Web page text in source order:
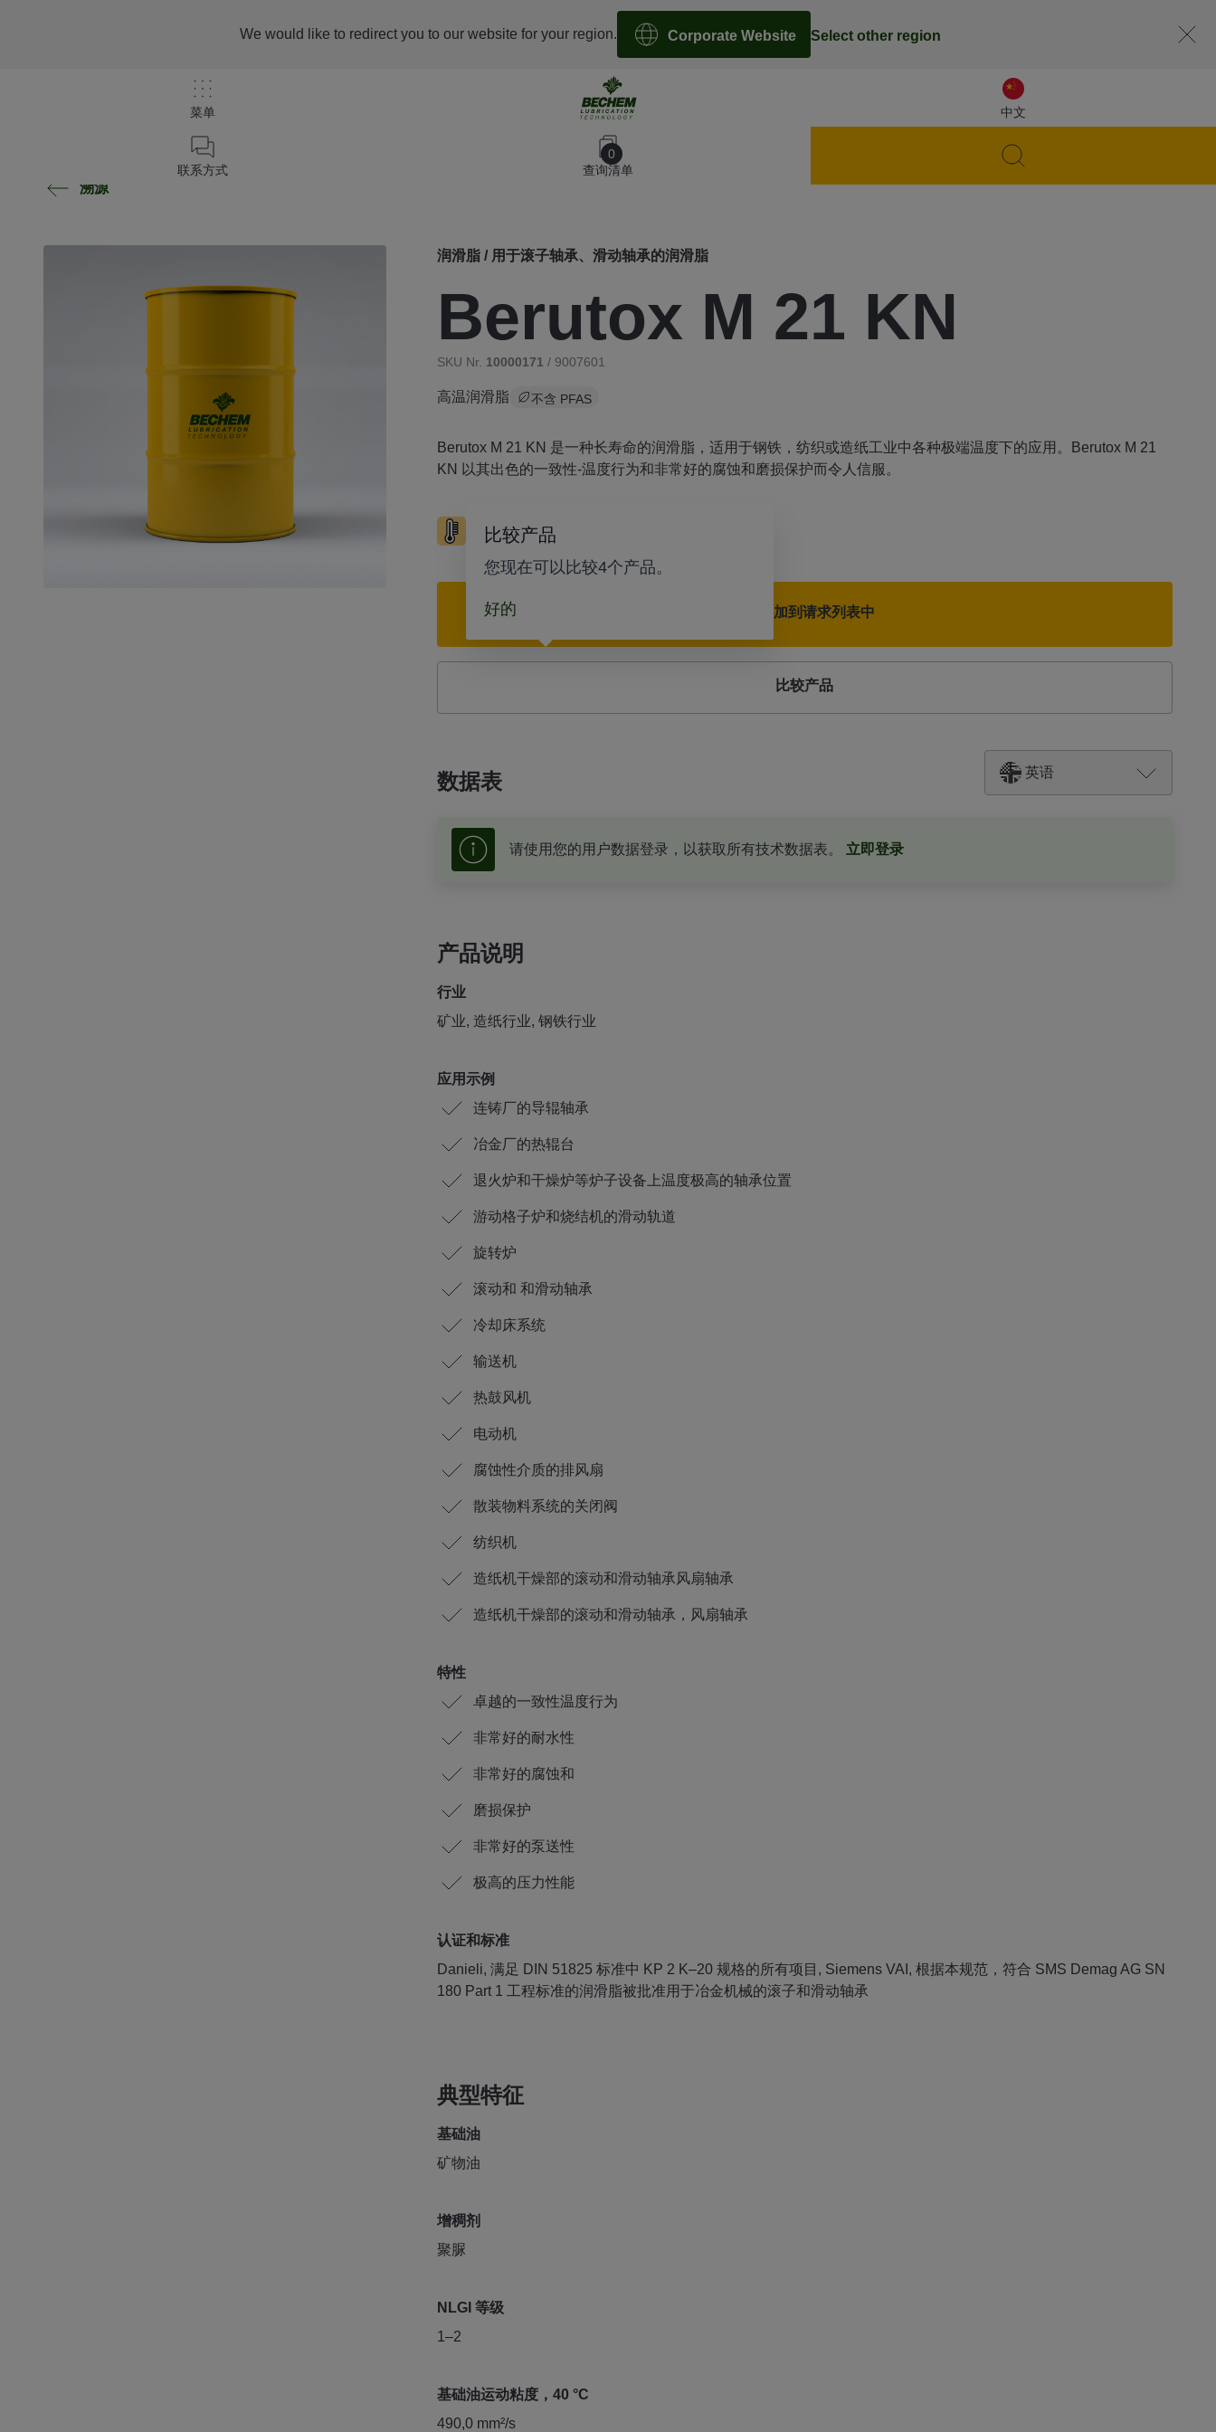
中文
菜单
0
查询清单
联系方式
We would like to redirect you to our website for your region. Corporate Website Select other region
溯源
润滑脂 / 用于滚子轴承、滑动轴承的润滑脂
Berutox M 21 KN
SKU Nr. 10000171 / 9007601
高温润滑脂 不含 PFAS
Berutox M 21 KN 是一种长寿命的润滑脂，适用于钢铁，纺织或造纸工业中各种极端温度下的应用。Berutox M 21
KN 以其出色的一致性-温度行为和非常好的腐蚀和磨损保护而令人信服。
高温 防水
添加到请求列表中
比较产品
比较产品
您现在可以比较4个产品。
好的
数据表 英语
请使用您的用户数据登录，以获取所有技术数据表。 立即登录
产品说明
行业
矿业, 造纸行业, 钢铁行业
应用示例
连铸厂的导辊轴承
冶金厂的热辊台
退火炉和干燥炉等炉子设备上温度极高的轴承位置
游动格子炉和烧结机的滑动轨道
旋转炉
滚动和 和滑动轴承
冷却床系统
输送机
热鼓风机
电动机
腐蚀性介质的排风扇
散装物料系统的关闭阀
纺织机
造纸机干燥部的滚动和滑动轴承风扇轴承
造纸机干燥部的滚动和滑动轴承，风扇轴承
特性
卓越的一致性温度行为
非常好的耐水性
非常好的腐蚀和
磨损保护
非常好的泵送性
极高的压力性能
认证和标准
Danieli, 满足 DIN 51825 标准中 KP 2 K–20 规格的所有项目, Siemens VAI, 根据本规范，符合 SMS Demag AG SN
180 Part 1 工程标准的润滑脂被批准用于冶金机械的滚子和滑动轴承
典型特征
基础油
矿物油
增稠剂
聚脲
NLGI 等级
1–2
基础油运动粘度，40 °C
490,0 mm²/s